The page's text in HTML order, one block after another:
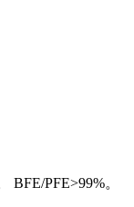
PFE>99%。